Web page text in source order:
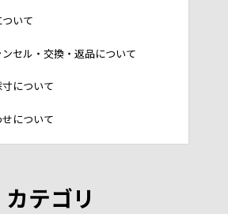
いて
セル・交換・返品について
について
について
カテゴリ